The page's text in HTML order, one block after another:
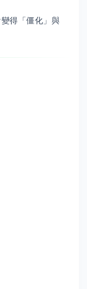
得「僵化」與